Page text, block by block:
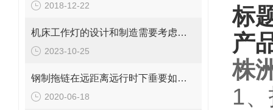
2018-12-22
机床工作灯的设计和制造需要考虑哪些因素
2023-10-25
钢制拖链在远距离远行时下垂要如何解决？
2020-06-18
标
产
株
1